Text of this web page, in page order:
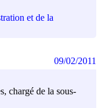
et de la
chargé de la sous-
09/02/2011